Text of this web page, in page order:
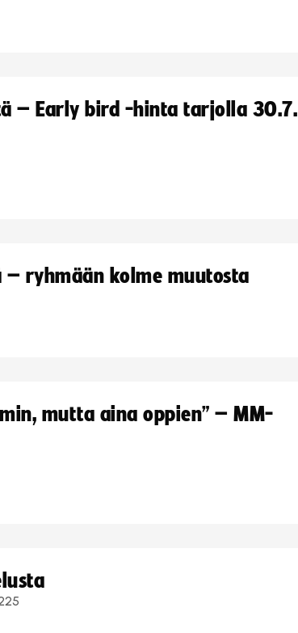
– Early bird -hinta tarjolla 30.7.
– ryhmään kolme muutosta
mutta aina oppien” – MM-